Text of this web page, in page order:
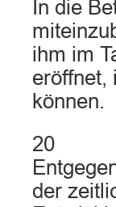
In die
ihm im
eröffnet,
können.
20
der